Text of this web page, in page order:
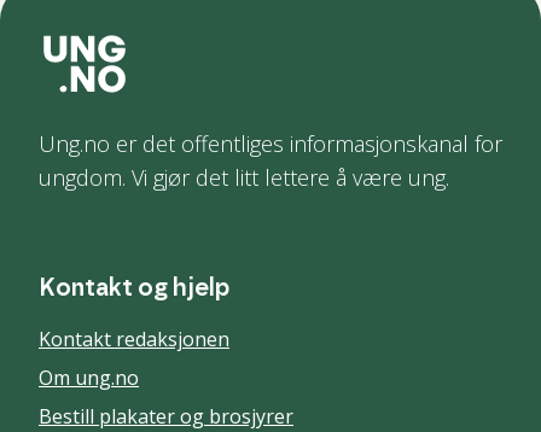
Ung.no er det offentliges informasjonskanal for
ungdom. Vi gjør det litt lettere å være ung.
Kontakt og hjelp
Kontakt redaksjonen
Om ung.no
Bestill plakater og brosjyrer